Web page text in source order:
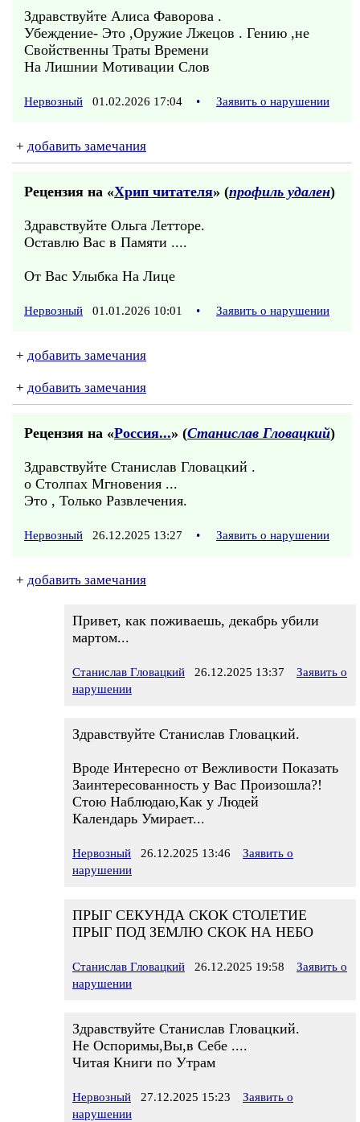
Здравствуйте Алиса Фаворова .
Убеждение- Это ,Оружие Лжецов . Гению ,не
Свойственны Траты Времени
На Лишнии Мотивации Слов
Нервозный 01.02.2026 17:04 • Заявить о нарушении
+ добавить замечания
Рецензия на «Хрип читателя» (профиль удален)
Здравствуйте Ольга Летторе.
Оставлю Вас в Памяти ....
От Вас Улыбка На Лице
Нервозный 01.01.2026 10:01 • Заявить о нарушении
+ добавить замечания
+ добавить замечания
Рецензия на «Россия...» (Станислав Гловацкий)
Здравствуйте Станислав Гловацкий .
о Столпах Мгновения ...
Это , Только Развлечения.
Нервозный 26.12.2025 13:27 • Заявить о нарушении
+ добавить замечания
Привет, как поживаешь, декабрь убили
мартом...
Станислав Гловацкий 26.12.2025 13:37
Заявить о
нарушении
Здравствуйте Станислав Гловацкий.
Вроде Интересно от Вежливости Показать
Заинтересованность у Вас Произошла?!
Стою Наблюдаю,Как у Людей
Календарь Умирает...
Нервозный 26.12.2025 13:46
Заявить о
нарушении
ПРЫГ СЕКУНДА СКОК СТОЛЕТИЕ
ПРЫГ ПОД ЗЕМЛЮ СКОК НА НЕБО
Станислав Гловацкий 26.12.2025 19:58
Заявить о
нарушении
Здравствуйте Станислав Гловацкий.
Не Оспоримы,Вы,в Себе ....
Читая Книги по Утрам
Нервозный 27.12.2025 15:23
Заявить о
нарушении